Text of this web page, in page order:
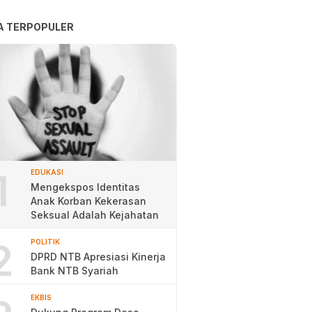
TERPOPULER
EDUKASI
Mengekspos Identitas
Anak Korban Kekerasan
Seksual Adalah Kejahatan
POLITIK
DPRD NTB Apresiasi Kinerja
Bank NTB Syariah
EKBIS